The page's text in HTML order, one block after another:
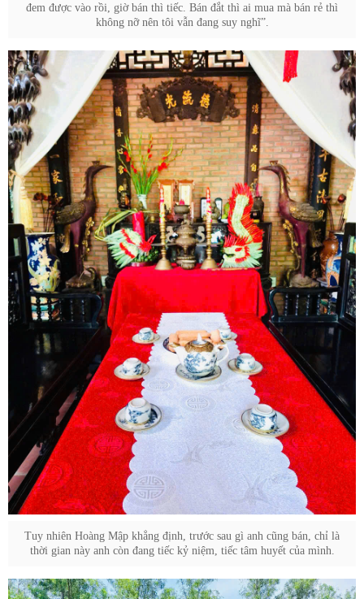
đem được vào rồi, giờ bán thì tiếc. Bán đắt thì ai mua mà bán rẻ thì
không nỡ nên tôi vẫn đang suy nghĩ”.
Tuy nhiên Hoàng Mập khẳng định, trước sau gì anh cũng bán, chỉ là
thời gian này anh còn đang tiếc kỷ niệm, tiếc tâm huyết của mình.